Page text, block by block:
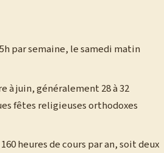
5h par semaine, le samedi matin
à juin, généralement 28 à 32
fêtes religieuses orthodoxes
160 heures de cours par an, soit deux